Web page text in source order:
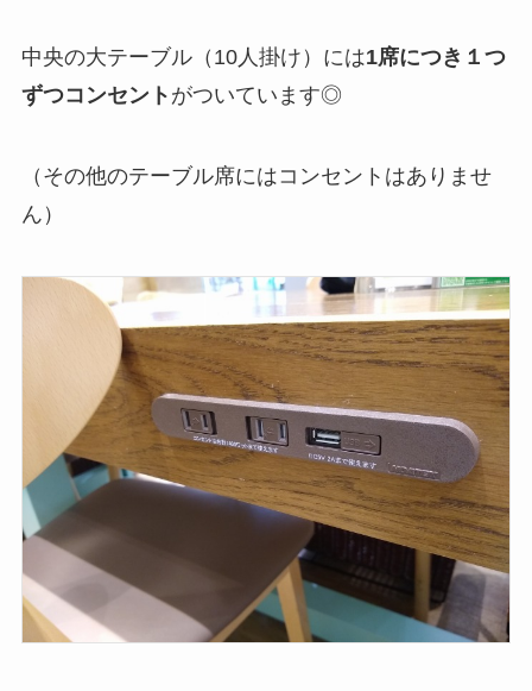
中央の大テーブル（10人掛け）には1席につき１つ
ずつコンセント がついています◎
（その他のテーブル席にはコンセントはありませ
ん）